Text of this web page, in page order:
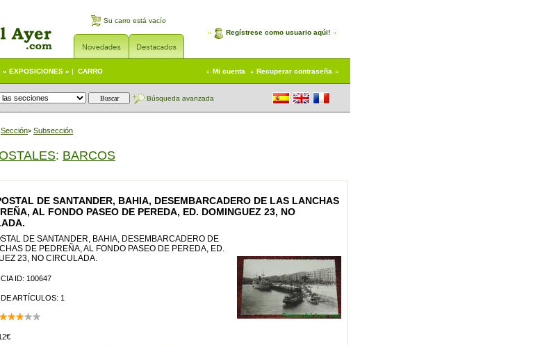
Su carro está vacío
Regístrese como usuario aqúi!
« EXPOSICIONES » | CARRO Mi cuenta Recuperar contraseña
Búsqueda avanzada
Sección> Subsección
: BARCOS
DE SANTANDER, BAHIA, DESEMBARCADERO DE LAS LANCHAS
AL FONDO PASEO DE PEREDA, ED. DOMINGUEZ 23, NO
DE SANTANDER, BAHIA, DESEMBARCADERO DE
DE PEDREÑA, AL FONDO PASEO DE PEREDA, ED.
23, NO CIRCULADA.
ID: 100647
ARTÍCULOS: 1